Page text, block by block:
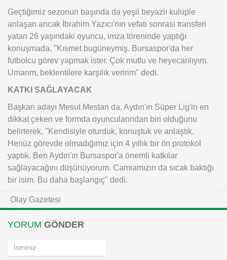
Geçtiğimiz sezonun başında da yeşil beyazlı kulüple
anlaşan ancak İbrahim Yazıcı'nın vefatı sonrası transferi
yatan 26 yaşındaki oyuncu, imza töreninde yaptığı
konuşmada, "Kısmet bugüneymiş. Bursaspor'da her
futbolcu görev yapmak ister. Çok mutlu ve heyecanlıyım.
Umarım, beklentilere karşılık veririm" dedi.
KATKI SAĞLAYACAK
Başkan adayı Mesut Mestan da, Aydın'ın Süper Lig'in en
dikkat çeken ve formda oyuncularından biri olduğunu
belirterek, "Kendisiyle oturduk, konuştuk ve anlaştık.
Henüz görevde olmadığımız için 4 yıllık bir ön protokol
yaptık. Ben Aydın'ın Bursaspor'a önemli katkılar
sağlayacağını düşünüyorum. Camiamızın da sıcak baktığı
bir isim. Bu daha başlangıç" dedi.
Olay Gazetesi
YORUM GÖNDER